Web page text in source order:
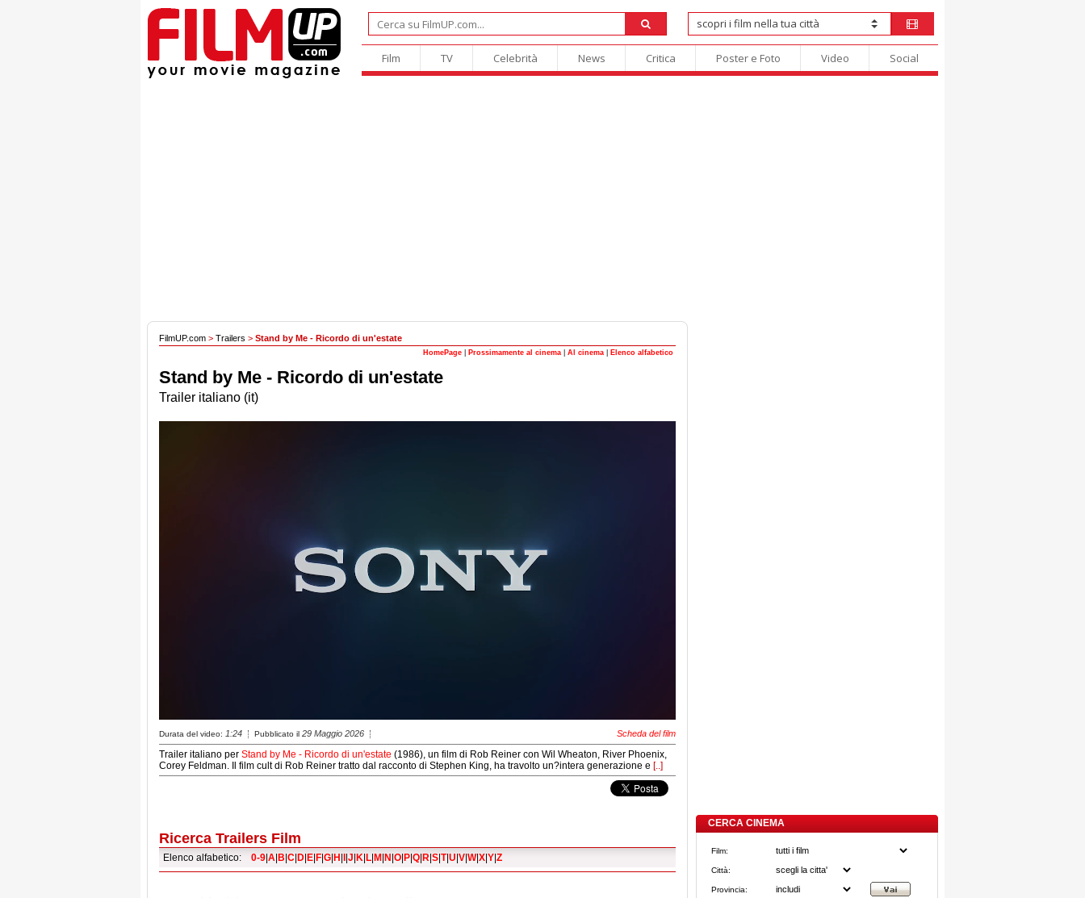
Film TV Celebrità News Critica Poster e Foto Video Social
FilmUP.com > Trailers > Stand by Me - Ricordo di un'estate
HomePage Prossimamente al cinema Al cinema Elenco alfabetico
Stand by Me - Ricordo di un'estate
Trailer italiano (it)
Durata del video: 1:24 Pubblicato il 29 Maggio 2026 Scheda del film
Trailer italiano per Stand by Me - Ricordo di un'estate (1986), un film di Rob Reiner con Wil Wheaton, River Phoenix,
Corey Feldman. Il film cult di Rob Reiner tratto dal racconto di Stephen King, ha travolto un?intera generazione e [..]
Ricerca Trailers Film
Elenco alfabetico: 0-9|A|B|C|D|E|F|G|H|I|J|K|L|M|N|O|P|Q|R|S|T|U|V|W|X|Y|Z
CERCA CINEMA
Film:
Città:
Provincia: